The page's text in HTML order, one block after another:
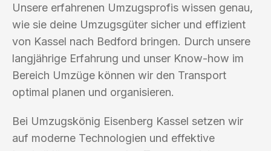
Unsere erfahrenen Umzugsprofis wissen genau,
wie sie deine Umzugsgüter sicher und effizient
von Kassel nach Bedford bringen. Durch unsere
langjährige Erfahrung und unser Know-how im
Bereich Umzüge können wir den Transport
optimal planen und organisieren.
Bei Umzugskönig Eisenberg Kassel setzen wir
auf moderne Technologien und effektive